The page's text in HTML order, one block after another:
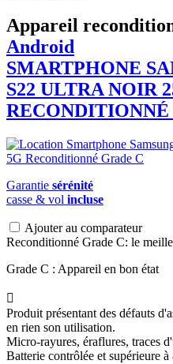
Appareil
Android
SMARTPHONE
S22 ULTRA NOIR
RECONDITIONNÉ
Garantie sérénité
casse & vol incluse
Ajouter au comparateur
Reconditionné Grade C: le
Grade C : Appareil en bon état

Produit présentant des défauts
en rien son utilisation.
Micro-rayures, éraflures, traces
Batterie contrôlée et supérieure